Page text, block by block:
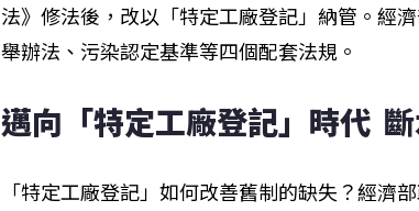
法》修法後，改以「特定工廠登記」納管。經
舉辦法、污染認定基準等四個配套法規。
邁向「特定工廠登記」時代
「特定工廠登記」如何改善舊制的缺失？經濟